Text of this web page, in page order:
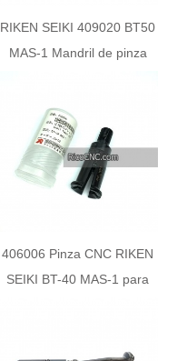
RIKEN SEIKI 409020 BT50
MAS-1 Mandril de pinza
406006 Pinza CNC RIKEN
SEIKI BT-40 MAS-1 para